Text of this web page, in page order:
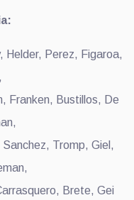
Helder, Perez, Figaroa,
Franken, Bustillos, De
Tromp, Giel,
Brete, Gei